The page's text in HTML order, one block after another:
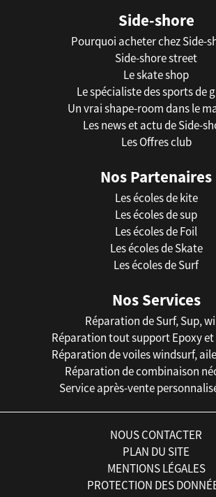
Side-shore
Pourquoi acheter chez Side-
Side-shore street
Le skate shop
Le spécialiste des sports de
Un vrai shape-room dans le
Les news et actu de Side-
Les Offres club
Nos Partenaires
Les écoles de kite
Les écoles de sup
Les écoles de Foil
Les écoles de Skate
Les écoles de Surf
Nos Services
Réparation de Surf, Sup,
Réparation tout support Epoxy
Réparation de voiles windsurf,
Réparation de combinaison
Service après-vente
NOUS CONTACTER
PLAN DU SITE
MENTIONS LÉGALES
PROTECTION DES